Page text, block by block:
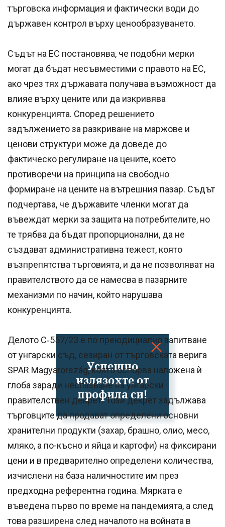
Успешно
излязохте от
профила си!
търговска информация и фактически води до
държавен контрол върху ценообразуването.
Съдът на ЕС постановява, че подобни мерки
могат да бъдат несъвместими с правото на ЕС,
ако чрез тях държавата получава възможност да
влияе върху цените или да изкривява
конкуренцията. Според решението
задължението за разкриване на маржове и
ценови структури може да доведе до
фактическо регулиране на цените, което
противоречи на принципа на свободно
формиране на цените на вътрешния пазар. Съдът
подчертава, че държавите членки могат да
въвеждат мерки за защита на потребителите, но
те трябва да бъдат пропорционални, да не
създават административна тежест, която
възпрепятства търговията, и да не позволяват на
правителството да се намесва в пазарните
механизми по начин, който нарушава
конкуренцията.
Делото C‑557/23 е по преюдициално запитване
от унгарски съд, сезиран от търговската верига
SPAR Magyarország, която оспорва наложена ѝ
глоба заради неспазване на унгарски
правителствен декрет. Този декрет задължава
търговците да продават определени основни
хранителни продукти (захар, брашно, олио, месо,
мляко, а по-късно и яйца и картофи) на фиксирани
цени и в предварително определени количества,
изчислени на база наличностите им през
предходна референтна година. Мярката е
въведена първо по време на пандемията, а след
това разширена след началото на войната в